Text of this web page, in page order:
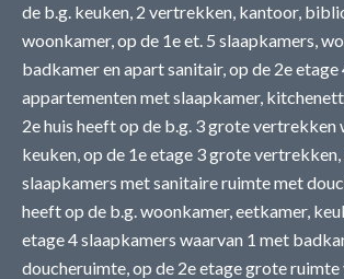
de b.g. keuken, 2 vertrekken, kantoor,
woonkamer, op de 1e et. 5 slaapkamers,
badkamer en apart sanitair, op de 2e etage
appartementen met slaapkamer,
2e huis heeft op de b.g. 3 grote vertrekken
keuken, op de 1e etage 3 grote vertrekken,
slaapkamers met sanitaire ruimte met
heeft op de b.g. woonkamer, eetkamer,
etage 4 slaapkamers waarvan 1 met
doucheruimte, op de 2e etage grote ruimte